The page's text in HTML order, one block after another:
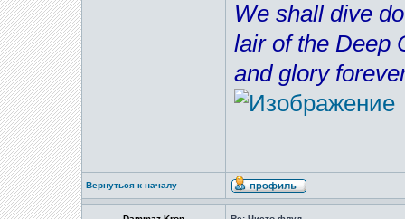
We shall dive
lair of the Deep
and glory
Вернуться к началу